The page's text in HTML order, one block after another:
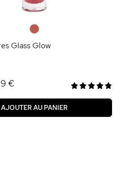
Glass Glow
€
AJOUTER AU PANIER